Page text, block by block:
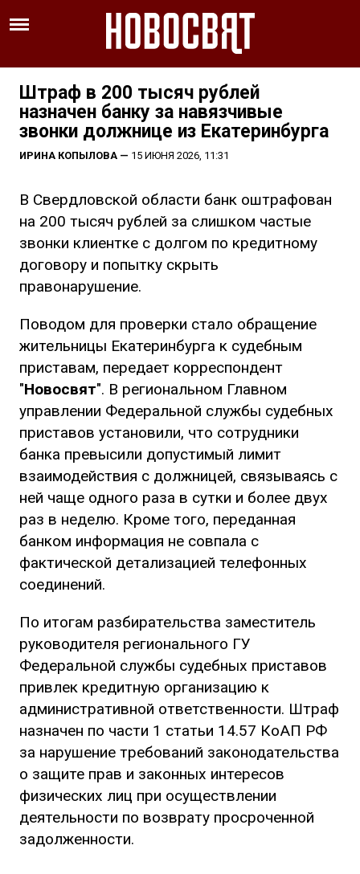
Штраф в 200 тысяч рублей
назначен банку за навязчивые
звонки должнице из Екатеринбурга
ИРИНА КОПЫЛОВА — 15 ИЮНЯ 2026, 11:31
В Свердловской области банк оштрафован
на 200 тысяч рублей за слишком частые
звонки клиентке с долгом по кредитному
договору и попытку скрыть
правонарушение.
Поводом для проверки стало обращение
жительницы Екатеринбурга к судебным
приставам, передает корреспондент
"Новосвят". В региональном Главном
управлении Федеральной службы судебных
приставов установили, что сотрудники
банка превысили допустимый лимит
взаимодействия с должницей, связываясь с
ней чаще одного раза в сутки и более двух
раз в неделю. Кроме того, переданная
банком информация не совпала с
фактической детализацией телефонных
соединений.
По итогам разбирательства заместитель
руководителя регионального ГУ
Федеральной службы судебных приставов
привлек кредитную организацию к
административной ответственности. Штраф
назначен по части 1 статьи 14.57 КоАП РФ
за нарушение требований законодательства
о защите прав и законных интересов
физических лиц при осуществлении
деятельности по возврату просроченной
задолженности.